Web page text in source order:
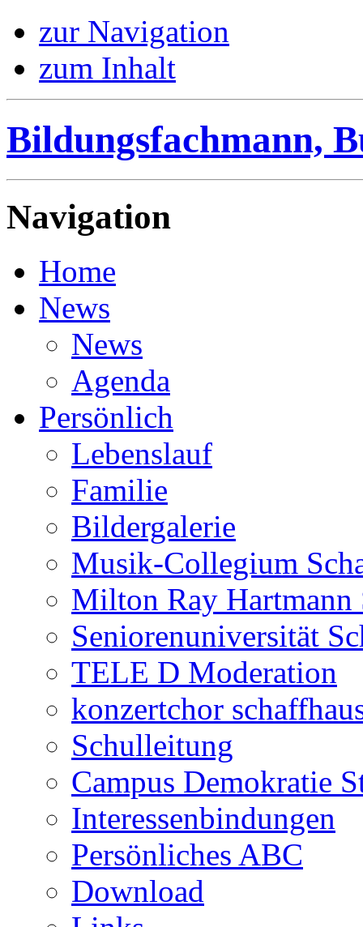
zur Navigation
zum Inhalt
Bildungsfachmann,
Navigation
Home
News
News
Agenda
Persönlich
Lebenslauf
Familie
Bildergalerie
Musik-Collegium
Milton Ray
Seniorenuniversität
TELE D Moderation
konzertchor
Schulleitung
Campus Demokratie
Interessenbindungen
Persönliches ABC
Download